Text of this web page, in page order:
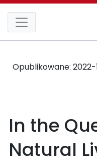
Opublikowane: 2022-
In the
Natural